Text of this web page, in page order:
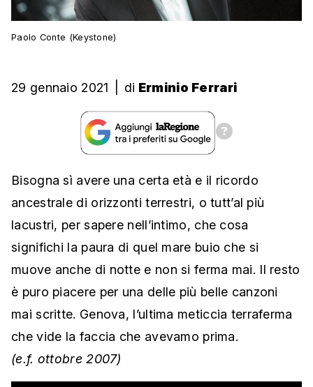
Paolo Conte (Keystone)
29 gennaio 2021 di Erminio Ferrari
Bisogna sì avere una certa età e il ricordo
ancestrale di orizzonti terrestri, o tutt’al più
lacustri, per sapere nell’intimo, che cosa
significhi la paura di quel mare buio che si
muove anche di notte e non si ferma mai. Il resto
è puro piacere per una delle più belle canzoni
mai scritte. Genova, l’ultima meticcia terraferma
che vide la faccia che avevamo prima.
(e.f. ottobre 2007)